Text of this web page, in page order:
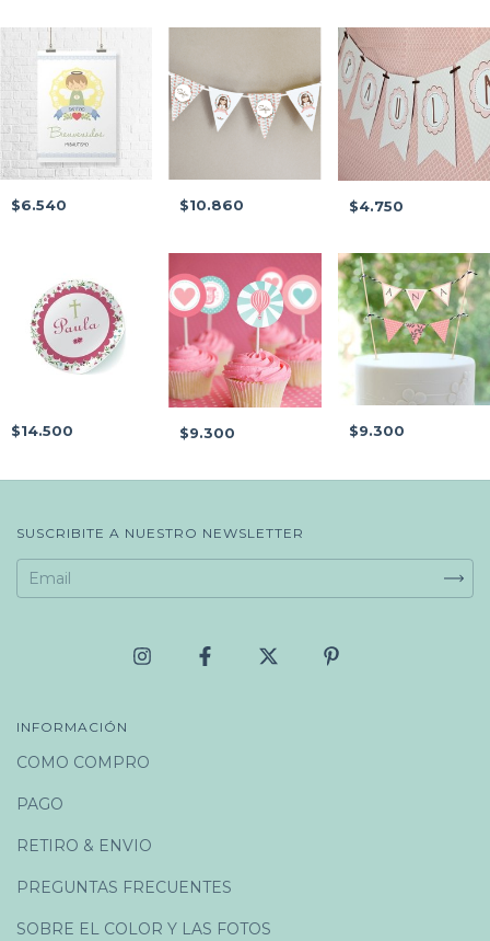
$6.540 $10.860 $4.750
$14.500 $9.300 $9.300
SUSCRIBITE A NUESTRO NEWSLETTER
INFORMACIÓN
COMO COMPRO
PAGO
RETIRO & ENVIO
PREGUNTAS FRECUENTES
SOBRE EL COLOR Y LAS FOTOS